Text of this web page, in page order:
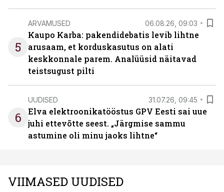
5
ARVAMUSED 06.08.26, 09:03
Kaupo Karba: pakendidebatis levib lihtne
arusaam, et korduskasutus on alati
keskkonnale parem. Analüüsid näitavad
teistsugust pilti
6
UUDISED 31.07.26, 09:45
Elva elektroonikatööstus GPV Eesti sai uue
juhi ettevõtte seest. „Järgmise sammu
astumine oli minu jaoks lihtne“
VIIMASED UUDISED